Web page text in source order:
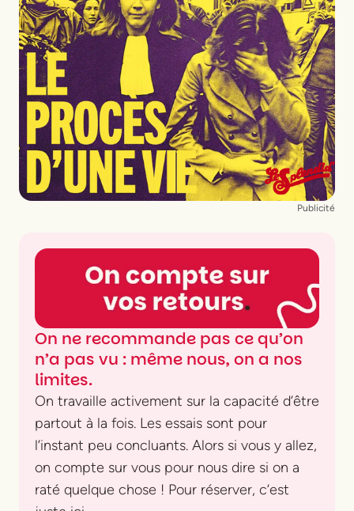
Publicité
On ne recommande pas ce qu’on
n’a pas vu : même nous, on a nos
limites.
On travaille activement sur la capacité d’être
partout à la fois. Les essais sont pour
l’instant peu concluants. Alors si vous y allez,
on compte sur vous pour nous dire si on a
raté quelque chose ! Pour réserver, c’est